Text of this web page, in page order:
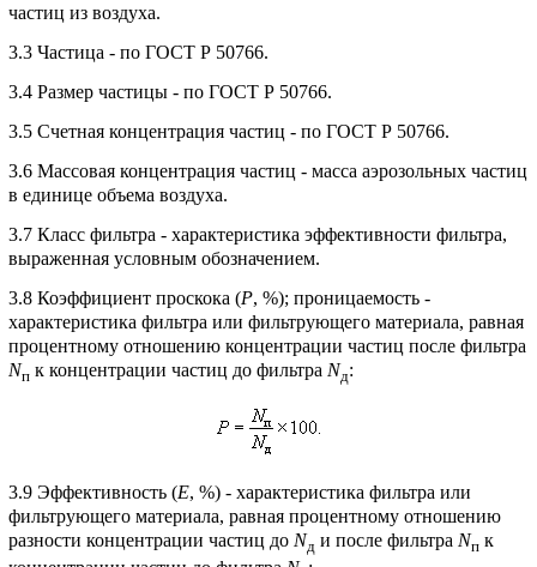
частиц из воздуха.
3.3 Частица - по ГОСТ Р 50766.
3.4 Размер частицы - по ГОСТ Р 50766.
3.5 Счетная концентрация частиц - по ГОСТ Р 50766.
3.6 Массовая концентрация частиц - масса аэрозольных частиц
в единице объема воздуха.
3.7 Класс фильтра - характеристика эффективности фильтра,
выраженная условным обозначением.
3.8 Коэффициент проскока (Р, %); проницаемость -
характеристика фильтра или фильтрующего материала, равная
процентному отношению концентрации частиц после фильтра
Nп к концентрации частиц до фильтра Nд:
3.9 Эффективность (Е, %) - характеристика фильтра или
фильтрующего материала, равная процентному отношению
разности концентрации частиц до Nд и после фильтра Nп к